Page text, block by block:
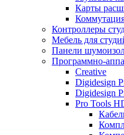
Карты
Контроллеры
Мебель для
Панели
Программно-
Creative
Digidesign
Digidesign
Pro Tools